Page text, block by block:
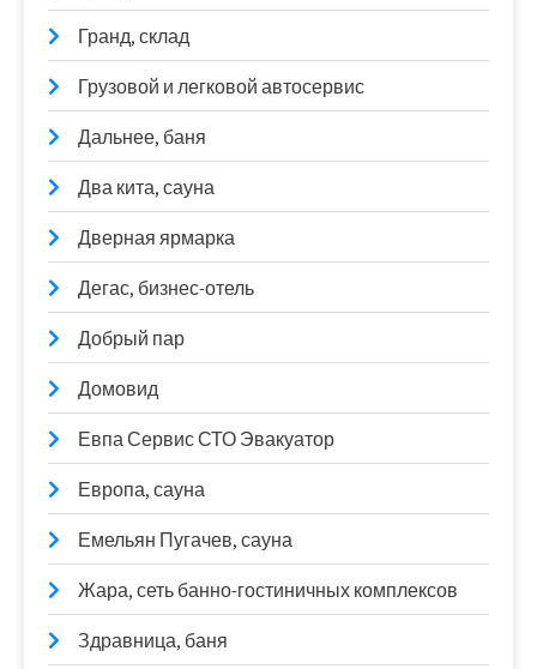
Гранд, склад
Грузовой и легковой автосервис
Дальнее, баня
Два кита, сауна
Дверная ярмарка
Дегас, бизнес-отель
Добрый пар
Домовид
Евпа Сервис СТО Эвакуатор
Европа, сауна
Емельян Пугачев, сауна
Жара, сеть банно-гостиничных комплексов
Здравница, баня